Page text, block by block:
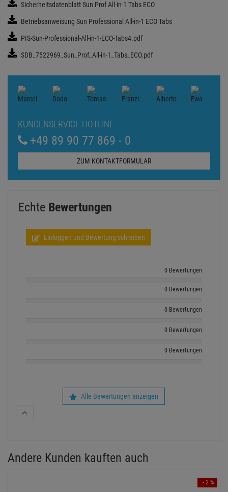
Sicherheitsdatenblatt Sun Prof All-in-1 Tabs ECO
Betriebsanweisung Sun Professional All-in-1 ECO Tabs
PIS-Sun-Professional-All-in-1-ECO-Tabs4.pdf
SDB_7522969_Sun_Prof_All-in-1_Tabs_ECO.pdf
KUNDENSERVICE HOTLINE
+49 89 90 77 869 - 0
ZUM KONTAKTFORMULAR
Echte Bewertungen
Einloggen und Bewertung schreiben
0 Bewertungen
0 Bewertungen
0 Bewertungen
0 Bewertungen
0 Bewertungen
Alle Bewertungen anzeigen
Andere Kunden kauften auch
- 2 %